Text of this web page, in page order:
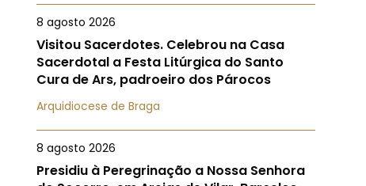
8 agosto 2026
Visitou Sacerdotes. Celebrou na Casa
Sacerdotal a Festa Litúrgica do Santo
Cura de Ars, padroeiro dos Párocos
Arquidiocese de Braga
8 agosto 2026
Presidiu à Peregrinação a Nossa Senhora